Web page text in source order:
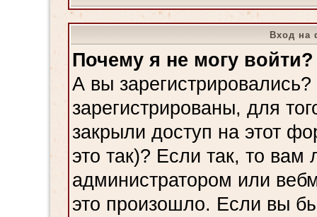
Вход на
Почему я не могу войти?
А вы
зарегистрированы, для
закрыли доступ на этот
это так)? Если так, то вам
администратором или
это произошло. Если вы